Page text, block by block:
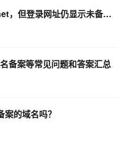
为什么域名已备案，dayingxiang.net，但登录网址仍显示未备案？
备案等常见问题和答案汇总
案的域名吗？